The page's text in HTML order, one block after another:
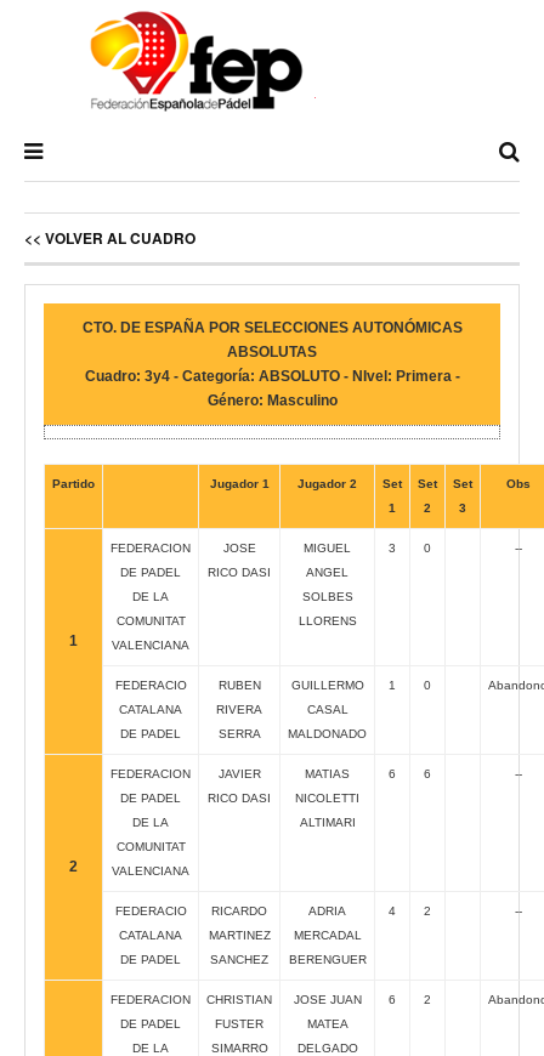
<< VOLVER AL CUADRO
CTO. DE ESPAÑA POR SELECCIONES AUTONÓMICAS
ABSOLUTAS
Cuadro: 3y4 - Categoría: ABSOLUTO - NIvel: Primera -
Género: Masculino
Partido Jugador 1 Jugador 2
Set
1
Set
2
Set
3
Obs
1
FEDERACION
DE PADEL
DE LA
COMUNITAT
VALENCIANA
JOSE
RICO DASI
MIGUEL
ANGEL
SOLBES
LLORENS
3 0 --
FEDERACIO
CATALANA
DE PADEL
RUBEN
RIVERA
SERRA
GUILLERMO
CASAL
MALDONADO
1 0
2
FEDERACION
DE PADEL
DE LA
COMUNITAT
VALENCIANA
JAVIER
RICO DASI
MATIAS
NICOLETTI
ALTIMARI
6 6 --
FEDERACIO
CATALANA
DE PADEL
RICARDO
MARTINEZ
SANCHEZ
ADRIA
MERCADAL
BERENGUER
4 2 --
FEDERACION
DE PADEL
DE LA
CHRISTIAN
FUSTER
SIMARRO
JOSE JUAN
MATEA
DELGADO
6 2